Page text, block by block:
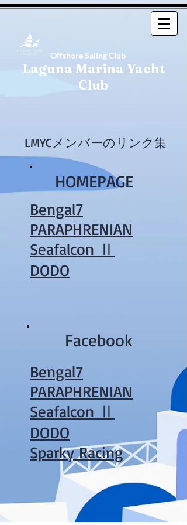
Offshore Saling Club
Laguna Marina Yacht
Club
LMYCメンバーのリンク集
HOMEPAGE
Bengal7
PARAPHRENIAN
Seafalcon Ⅱ
DODO
Facebook
Bengal7
PARAPHRENIAN
Seafalcon Ⅱ
DODO
Sparky Racing